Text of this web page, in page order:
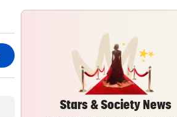
Wem gehört Österreichs
Zukunft?
FÖHRENWALD IN FLAMMEN
500 Helfer kämpfen bei
gegen Inferno
Stars & Society News